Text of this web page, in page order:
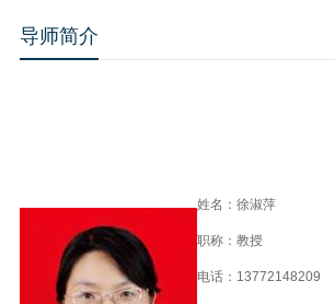
导师简介
姓名：徐淑萍
职称：教授
电话： 13772148209